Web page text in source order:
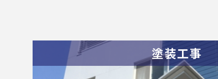
塗装工事